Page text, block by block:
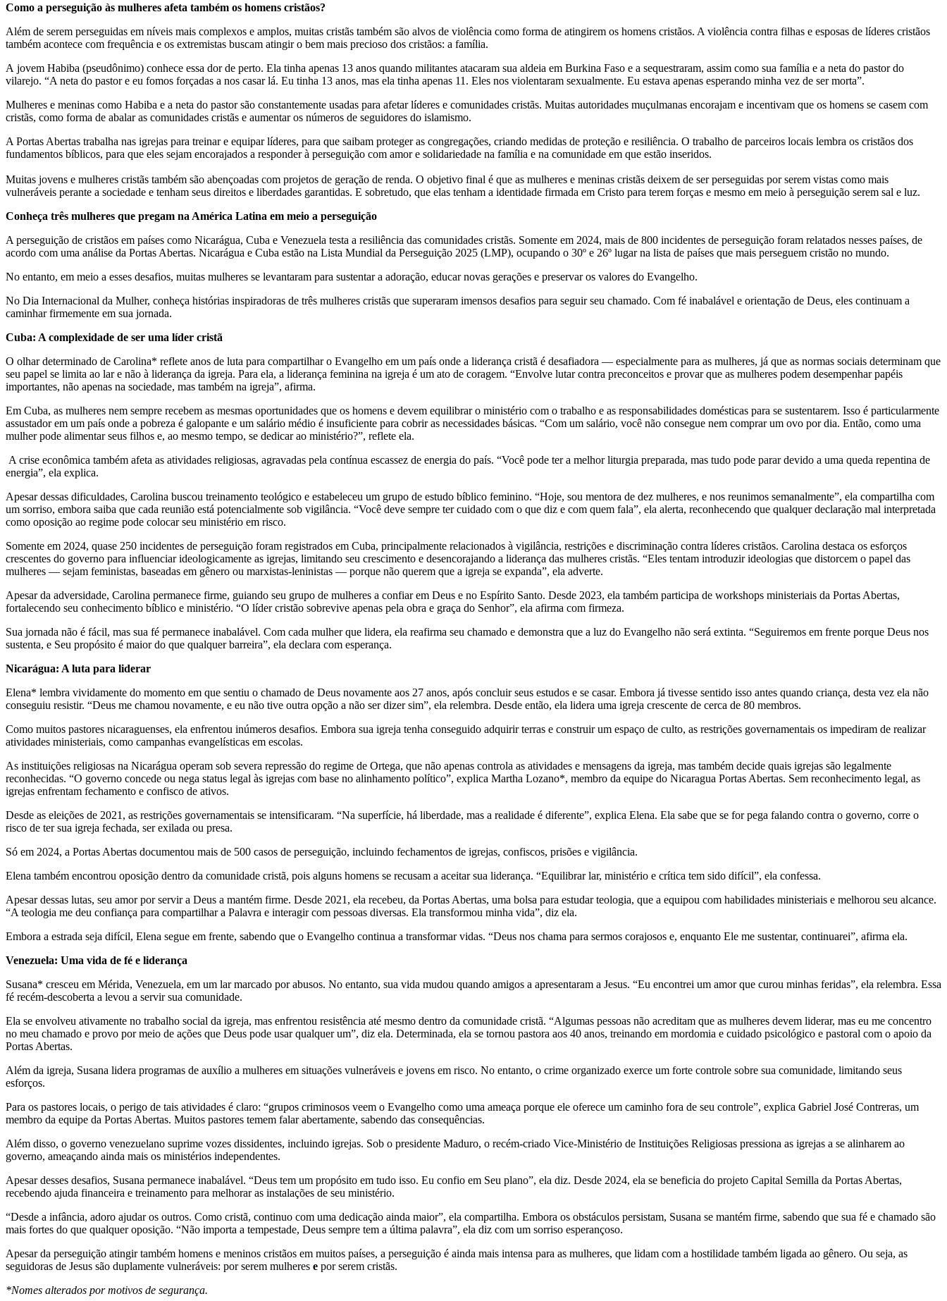
Como a perseguição às mulheres afeta também os homens cristãos?
Além de serem perseguidas em níveis mais complexos e amplos, muitas cristãs também são alvos de violência como forma de atingirem os homens cristãos. A violência contra filhas e esposas de líderes cristãos
também acontece com frequência e os extremistas buscam atingir o bem mais precioso dos cristãos: a família.
A jovem Habiba (pseudônimo) conhece essa dor de perto. Ela tinha apenas 13 anos quando militantes atacaram sua aldeia em Burkina Faso e a sequestraram, assim como sua família e a neta do pastor do
vilarejo. “A neta do pastor e eu fomos forçadas a nos casar lá. Eu tinha 13 anos, mas ela tinha apenas 11. Eles nos violentaram sexualmente. Eu estava apenas esperando minha vez de ser morta”.
Mulheres e meninas como Habiba e a neta do pastor são constantemente usadas para afetar líderes e comunidades cristãs. Muitas autoridades muçulmanas encorajam e incentivam que os homens se casem com
cristãs, como forma de abalar as comunidades cristãs e aumentar os números de seguidores do islamismo.
A Portas Abertas trabalha nas igrejas para treinar e equipar líderes, para que saibam proteger as congregações, criando medidas de proteção e resiliência. O trabalho de parceiros locais lembra os cristãos dos
fundamentos bíblicos, para que eles sejam encorajados a responder à perseguição com amor e solidariedade na família e na comunidade em que estão inseridos.
Muitas jovens e mulheres cristãs também são abençoadas com projetos de geração de renda. O objetivo final é que as mulheres e meninas cristãs deixem de ser perseguidas por serem vistas como mais
vulneráveis perante a sociedade e tenham seus direitos e liberdades garantidas. E sobretudo, que elas tenham a identidade firmada em Cristo para terem forças e mesmo em meio à perseguição serem sal e luz.
Conheça três mulheres que pregam na América Latina em meio a perseguição
A perseguição de cristãos em países como Nicarágua, Cuba e Venezuela testa a resiliência das comunidades cristãs. Somente em 2024, mais de 800 incidentes de perseguição foram relatados nesses países, de
acordo com uma análise da Portas Abertas. Nicarágua e Cuba estão na Lista Mundial da Perseguição 2025 (LMP), ocupando o 30º e 26º lugar na lista de países que mais perseguem cristão no mundo.
No entanto, em meio a esses desafios, muitas mulheres se levantaram para sustentar a adoração, educar novas gerações e preservar os valores do Evangelho.
No Dia Internacional da Mulher, conheça histórias inspiradoras de três mulheres cristãs que superaram imensos desafios para seguir seu chamado. Com fé inabalável e orientação de Deus, eles continuam a
caminhar firmemente em sua jornada.
Cuba: A complexidade de ser uma líder cristã
O olhar determinado de Carolina* reflete anos de luta para compartilhar o Evangelho em um país onde a liderança cristã é desafiadora — especialmente para as mulheres, já que as normas sociais determinam que
seu papel se limita ao lar e não à liderança da igreja. Para ela, a liderança feminina na igreja é um ato de coragem. “Envolve lutar contra preconceitos e provar que as mulheres podem desempenhar papéis
importantes, não apenas na sociedade, mas também na igreja”, afirma.
Em Cuba, as mulheres nem sempre recebem as mesmas oportunidades que os homens e devem equilibrar o ministério com o trabalho e as responsabilidades domésticas para se sustentarem. Isso é particularmente
assustador em um país onde a pobreza é galopante e um salário médio é insuficiente para cobrir as necessidades básicas. “Com um salário, você não consegue nem comprar um ovo por dia. Então, como uma
mulher pode alimentar seus filhos e, ao mesmo tempo, se dedicar ao ministério?”, reflete ela.
A crise econômica também afeta as atividades religiosas, agravadas pela contínua escassez de energia do país. “Você pode ter a melhor liturgia preparada, mas tudo pode parar devido a uma queda repentina de
energia”, ela explica.
Apesar dessas dificuldades, Carolina buscou treinamento teológico e estabeleceu um grupo de estudo bíblico feminino. “Hoje, sou mentora de dez mulheres, e nos reunimos semanalmente”, ela compartilha com
um sorriso, embora saiba que cada reunião está potencialmente sob vigilância. “Você deve sempre ter cuidado com o que diz e com quem fala”, ela alerta, reconhecendo que qualquer declaração mal interpretada
como oposição ao regime pode colocar seu ministério em risco.
Somente em 2024, quase 250 incidentes de perseguição foram registrados em Cuba, principalmente relacionados à vigilância, restrições e discriminação contra líderes cristãos. Carolina destaca os esforços
crescentes do governo para influenciar ideologicamente as igrejas, limitando seu crescimento e desencorajando a liderança das mulheres cristãs. “Eles tentam introduzir ideologias que distorcem o papel das
mulheres — sejam feministas, baseadas em gênero ou marxistas-leninistas — porque não querem que a igreja se expanda”, ela adverte.
Apesar da adversidade, Carolina permanece firme, guiando seu grupo de mulheres a confiar em Deus e no Espírito Santo. Desde 2023, ela também participa de workshops ministeriais da Portas Abertas,
fortalecendo seu conhecimento bíblico e ministério. “O líder cristão sobrevive apenas pela obra e graça do Senhor”, ela afirma com firmeza.
Sua jornada não é fácil, mas sua fé permanece inabalável. Com cada mulher que lidera, ela reafirma seu chamado e demonstra que a luz do Evangelho não será extinta. “Seguiremos em frente porque Deus nos
sustenta, e Seu propósito é maior do que qualquer barreira”, ela declara com esperança.
Nicarágua: A luta para liderar
Elena* lembra vividamente do momento em que sentiu o chamado de Deus novamente aos 27 anos, após concluir seus estudos e se casar. Embora já tivesse sentido isso antes quando criança, desta vez ela não
conseguiu resistir. “Deus me chamou novamente, e eu não tive outra opção a não ser dizer sim”, ela relembra. Desde então, ela lidera uma igreja crescente de cerca de 80 membros.
Como muitos pastores nicaraguenses, ela enfrentou inúmeros desafios. Embora sua igreja tenha conseguido adquirir terras e construir um espaço de culto, as restrições governamentais os impediram de realizar
atividades ministeriais, como campanhas evangelísticas em escolas.
As instituições religiosas na Nicarágua operam sob severa repressão do regime de Ortega, que não apenas controla as atividades e mensagens da igreja, mas também decide quais igrejas são legalmente
reconhecidas. “O governo concede ou nega status legal às igrejas com base no alinhamento político”, explica Martha Lozano*, membro da equipe do Nicaragua Portas Abertas. Sem reconhecimento legal, as
igrejas enfrentam fechamento e confisco de ativos.
Desde as eleições de 2021, as restrições governamentais se intensificaram. “Na superfície, há liberdade, mas a realidade é diferente”, explica Elena. Ela sabe que se for pega falando contra o governo, corre o
risco de ter sua igreja fechada, ser exilada ou presa.
Só em 2024, a Portas Abertas documentou mais de 500 casos de perseguição, incluindo fechamentos de igrejas, confiscos, prisões e vigilância.
Elena também encontrou oposição dentro da comunidade cristã, pois alguns homens se recusam a aceitar sua liderança. “Equilibrar lar, ministério e crítica tem sido difícil”, ela confessa.
Apesar dessas lutas, seu amor por servir a Deus a mantém firme. Desde 2021, ela recebeu, da Portas Abertas, uma bolsa para estudar teologia, que a equipou com habilidades ministeriais e melhorou seu alcance.
“A teologia me deu confiança para compartilhar a Palavra e interagir com pessoas diversas. Ela transformou minha vida”, diz ela.
Embora a estrada seja difícil, Elena segue em frente, sabendo que o Evangelho continua a transformar vidas. “Deus nos chama para sermos corajosos e, enquanto Ele me sustentar, continuarei”, afirma ela.
Venezuela: Uma vida de fé e liderança
Susana* cresceu em Mérida, Venezuela, em um lar marcado por abusos. No entanto, sua vida mudou quando amigos a apresentaram a Jesus. “Eu encontrei um amor que curou minhas feridas”, ela relembra. Essa
fé recém-descoberta a levou a servir sua comunidade.
Ela se envolveu ativamente no trabalho social da igreja, mas enfrentou resistência até mesmo dentro da comunidade cristã. “Algumas pessoas não acreditam que as mulheres devem liderar, mas eu me concentro
no meu chamado e provo por meio de ações que Deus pode usar qualquer um”, diz ela. Determinada, ela se tornou pastora aos 40 anos, treinando em mordomia e cuidado psicológico e pastoral com o apoio da
Portas Abertas.
Além da igreja, Susana lidera programas de auxílio a mulheres em situações vulneráveis ​​e jovens em risco. No entanto, o crime organizado exerce um forte controle sobre sua comunidade, limitando seus
esforços.
Para os pastores locais, o perigo de tais atividades é claro: “grupos criminosos veem o Evangelho como uma ameaça porque ele oferece um caminho fora de seu controle”, explica Gabriel José Contreras, um
membro da equipe da Portas Abertas. Muitos pastores temem falar abertamente, sabendo das consequências.
Além disso, o governo venezuelano suprime vozes dissidentes, incluindo igrejas. Sob o presidente Maduro, o recém-criado Vice-Ministério de Instituições Religiosas pressiona as igrejas a se alinharem ao
governo, ameaçando ainda mais os ministérios independentes.
Apesar desses desafios, Susana permanece inabalável. “Deus tem um propósito em tudo isso. Eu confio em Seu plano”, ela diz. Desde 2024, ela se beneficia do projeto Capital Semilla da Portas Abertas,
recebendo ajuda financeira e treinamento para melhorar as instalações de seu ministério.
“Desde a infância, adoro ajudar os outros. Como cristã, continuo com uma dedicação ainda maior”, ela compartilha. Embora os obstáculos persistam, Susana se mantém firme, sabendo que sua fé e chamado são
mais fortes do que qualquer oposição. “Não importa a tempestade, Deus sempre tem a última palavra”, ela diz com um sorriso esperançoso.
Apesar da perseguição atingir também homens e meninos cristãos em muitos países, a perseguição é ainda mais intensa para as mulheres, que lidam com a hostilidade também ligada ao gênero. Ou seja, as
seguidoras de Jesus são duplamente vulneráveis: por serem mulheres e por serem cristãs.
*Nomes alterados por motivos de segurança.